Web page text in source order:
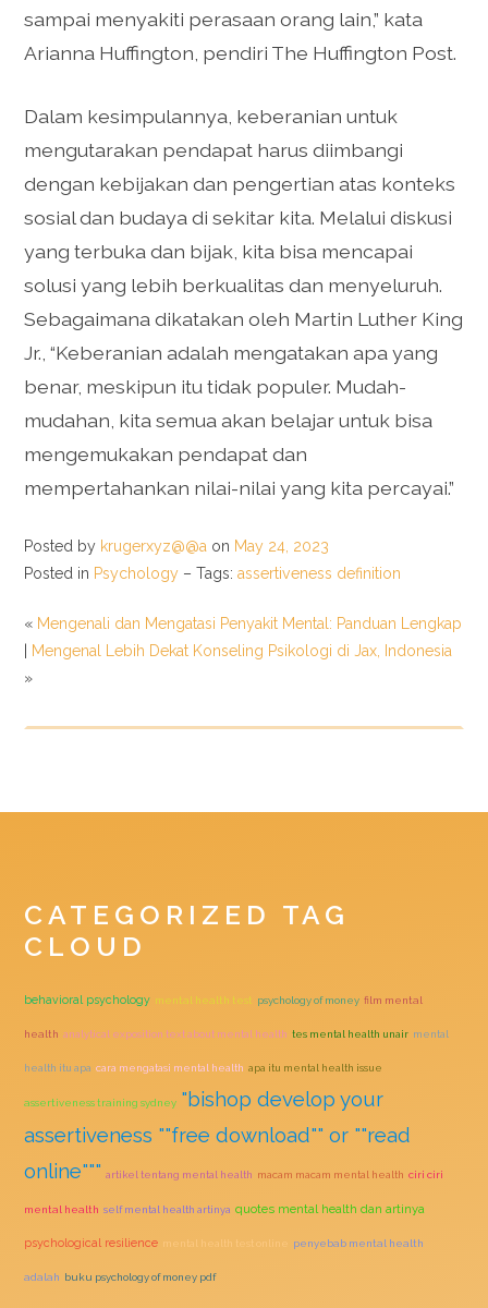
sampai menyakiti perasaan orang lain,” kata
Arianna Huffington, pendiri The Huffington Post.
Dalam kesimpulannya, keberanian untuk
mengutarakan pendapat harus diimbangi
dengan kebijakan dan pengertian atas konteks
sosial dan budaya di sekitar kita. Melalui diskusi
yang terbuka dan bijak, kita bisa mencapai
solusi yang lebih berkualitas dan menyeluruh.
Sebagaimana dikatakan oleh Martin Luther King
Jr., “Keberanian adalah mengatakan apa yang
benar, meskipun itu tidak populer. Mudah-
mudahan, kita semua akan belajar untuk bisa
mengemukakan pendapat dan
mempertahankan nilai-nilai yang kita percayai.”
Posted by krugerxyz@@a on May 24, 2023
Posted in Psychology – Tags:assertiveness definition
« Mengenali dan Mengatasi Penyakit Mental: Panduan Lengkap
Mengenal Lebih Dekat Konseling Psikologi di Jax, Indonesia
»
CATEGORIZED TAG
CLOUD
behavioral psychology mental health test psychology of money film mental
health analytical exposition text about mental health tes mental health unair mental
health itu apa cara mengatasi mental health apa itu mental health issue
assertiveness training sydney "bishop develop your
assertiveness ""free download"" or ""read
online""" artikel tentang mental health macam macam mental health ciri ciri
mental health self mental health artinya quotes mental health dan artinya
psychological resilience mental health test online penyebab mental health
adalah buku psychology of money pdf